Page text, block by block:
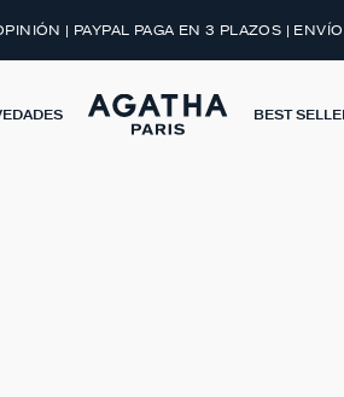
| PAYPAL PAGA EN 3 PLAZOS |
BEST